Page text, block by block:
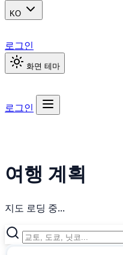
KO
로그인
화면 테마
로그인
여행 계획
지도 로딩 중...